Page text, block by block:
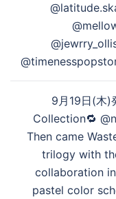
9月19日(木)
Collection🔁
Then came
trilogy with
collaboration
pastel color